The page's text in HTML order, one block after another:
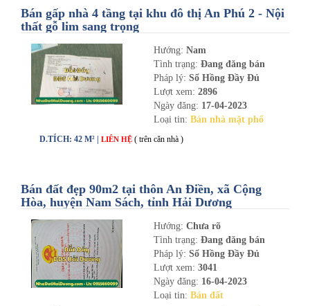
Bán gấp nhà 4 tầng tại khu đô thị An Phú 2 - Nội
thất gỗ lim sang trọng
Hướng: Nam
Tình trạng: Đang đăng bán
Pháp lý: Sổ Hồng Đầy Đủ
Lượt xem: 2896
Ngày đăng: 17-04-2023
Loại tin: Bán nhà mặt phố
D.TÍCH: 42 M² | LIÊN HỆ ( trên căn nhà )
Bán đất đẹp 90m2 tại thôn An Điền, xã Cộng
Hòa, huyện Nam Sách, tỉnh Hải Dương
Hướng: Chưa rõ
Tình trạng: Đang đăng bán
Pháp lý: Sổ Hồng Đầy Đủ
Lượt xem: 3041
Ngày đăng: 16-04-2023
Loại tin: Bán đất